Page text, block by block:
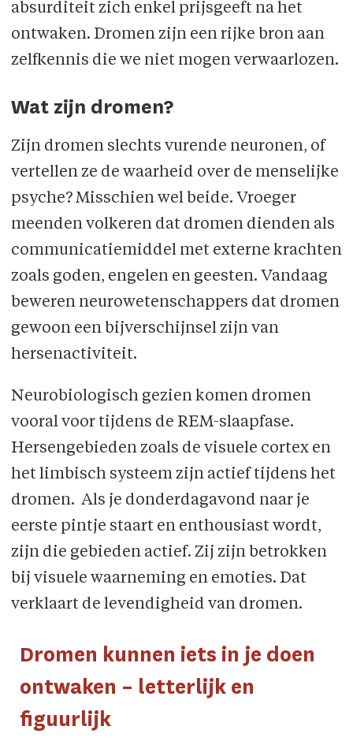
absurditeit zich enkel prijsgeeft na het
ontwaken. Dromen zijn een rijke bron aan
zelfkennis die we niet mogen verwaarlozen.
Wat zijn dromen?
Zijn dromen slechts vurende neuronen, of
vertellen ze de waarheid over de menselijke
psyche? Misschien wel beide. Vroeger
meenden volkeren dat dromen dienden als
communicatiemiddel met externe krachten
zoals goden, engelen en geesten. Vandaag
beweren neurowetenschappers dat dromen
gewoon een bijverschijnsel zijn van
hersenactiviteit.
Neurobiologisch gezien komen dromen
vooral voor tijdens de REM-slaapfase.
Hersengebieden zoals de visuele cortex en
het limbisch systeem zijn actief tijdens het
dromen. Als je donderdagavond naar je
eerste pintje staart en enthousiast wordt,
zijn die gebieden actief. Zij zijn betrokken
bij visuele waarneming en emoties. Dat
verklaart de levendigheid van dromen.
Dromen kunnen iets in je doen
ontwaken – letterlijk en
figuurlijk